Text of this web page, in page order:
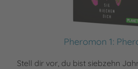
Pheromon 1:
Stell dir vor, du bist siebzehn